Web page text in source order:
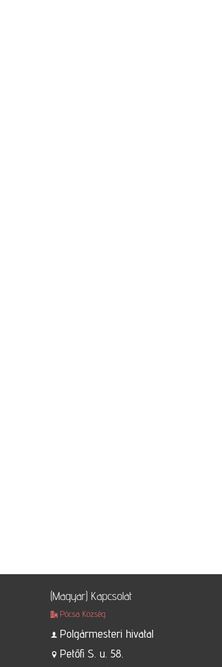
(Magyar) Kapcsolat
Pócsa Község
Polgármesteri hivatal
Petőfi S. u. 58.